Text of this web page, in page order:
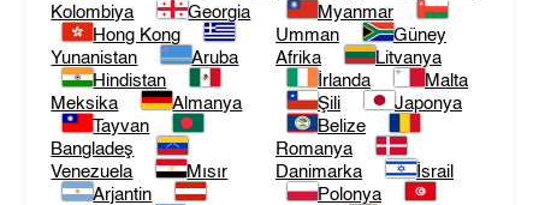
Kolombiya
Georgia
Hong Kong
Yunanistan
Aruba
Hindistan
Meksika
Almanya
Tayvan
Bangladeş
Venezuela
Mısır
Arjantin
Myanmar
Umman
Güney
Afrika
Litvanya
İrlanda
Malta
Şili
Japonya
Belize
Romanya
Danimarka
İsrail
Polonya